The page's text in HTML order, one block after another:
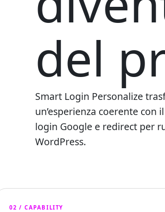
del
Smart Login Personalize
un’esperienza coerente con
login Google e redirect per
WordPress.
02 / CAPABILITY